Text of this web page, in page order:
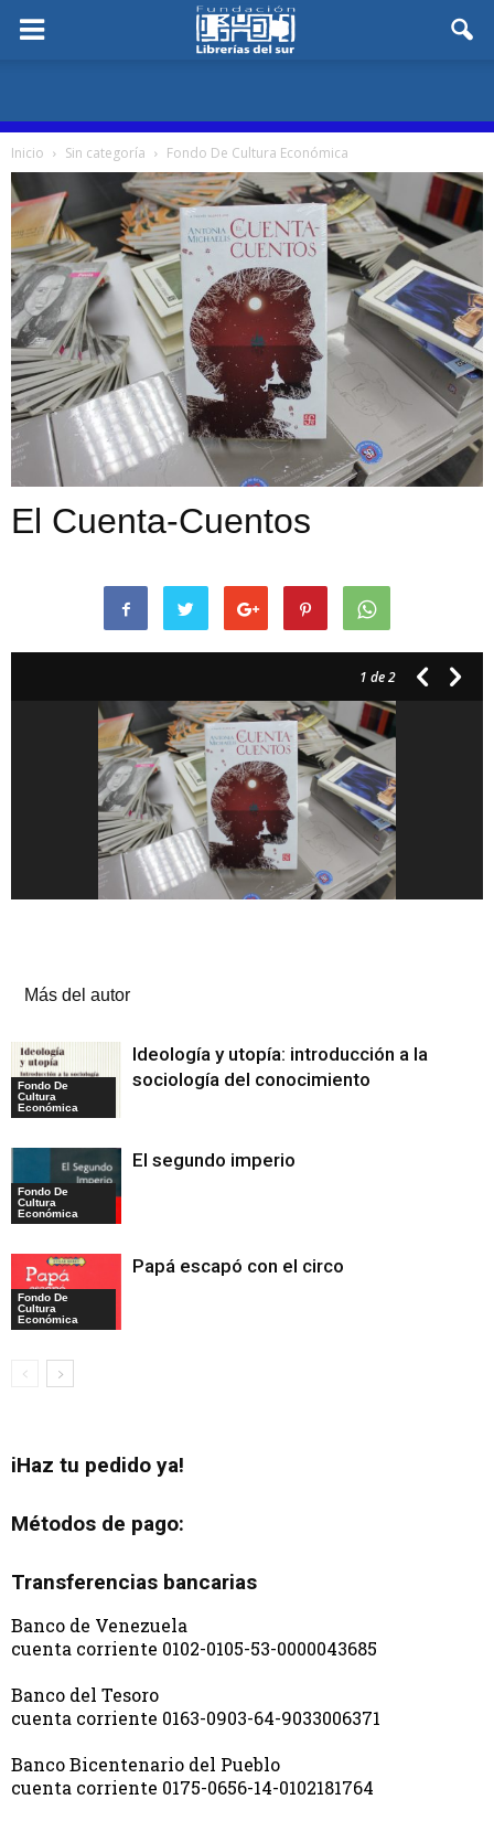
Inicio Sin categoría Fondo De Cultura Económica
El Cuenta-Cuentos
1 de 2
Más del autor
Fondo De
Cultura
Económica
Ideología y utopía: introducción a la
sociología del conocimiento
Fondo De
Cultura
Económica
El segundo imperio
Fondo De
Cultura
Económica
Papá escapó con el circo
iHaz tu pedido ya!
Métodos de pago:
Transferencias bancarias
Banco de Venezuela
cuenta corriente 0102-0105-53-0000043685
Banco del Tesoro
cuenta corriente 0163-0903-64-9033006371
Banco Bicentenario del Pueblo
cuenta corriente 0175-0656-14-0102181764